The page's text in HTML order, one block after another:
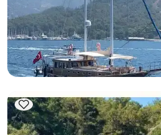
عرض التوفر والسعر